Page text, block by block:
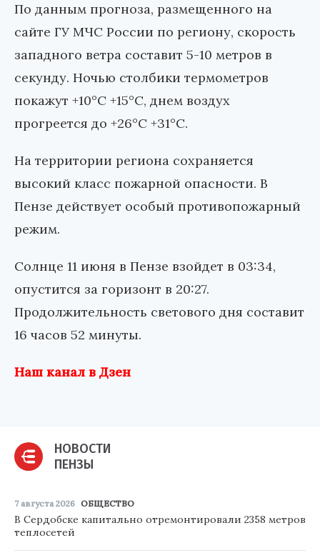
По данным прогноза, размещенного на
сайте ГУ МЧС России по региону, скорость
западного ветра составит 5-10 метров в
секунду. Ночью столбики термометров
покажут +10°С +15°С, днем воздух
прогреется до +26°С +31°С.
На территории региона сохраняется
высокий класс пожарной опасности. В
Пензе действует особый противопожарный
режим.
Солнце 11 июня в Пензе взойдет в 03:34,
опустится за горизонт в 20:27.
Продолжительность светового дня составит
16 часов 52 минуты.
Наш канал в Дзен
НОВОСТИ
ПЕНЗЫ
7 августа 2026 ОБЩЕСТВО
В Сердобске капитально отремонтировали 2358 метров
теплосетей